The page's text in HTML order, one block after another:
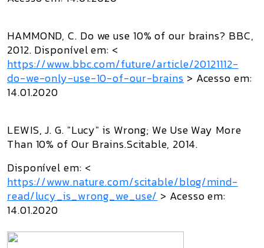
HAMMOND, C. Do we use 10% of our brains? BBC,
2012. Disponível em: <
https://www.bbc.com/future/article/20121112-
do-we-only-use-10-of-our-brains > Acesso em:
14.01.2020
LEWIS, J. G. "Lucy" is Wrong; We Use Way More
Than 10% of Our Brains.Scitable, 2014.
Disponível em: <
https://www.nature.com/scitable/blog/mind-
read/lucy_is_wrong_we_use/ > Acesso em:
14.01.2020